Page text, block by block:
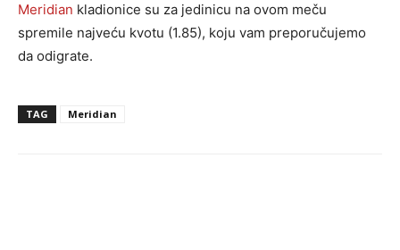
Meridian kladionice su za jedinicu na ovom meču
spremile najveću kvotu (1.85), koju vam preporučujemo
da odigrate.
TAG Meridian